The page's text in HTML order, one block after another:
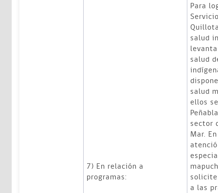
7) En relación a
programas:
Para
salud
salud
salud
ellos
sector
Mar.
a las